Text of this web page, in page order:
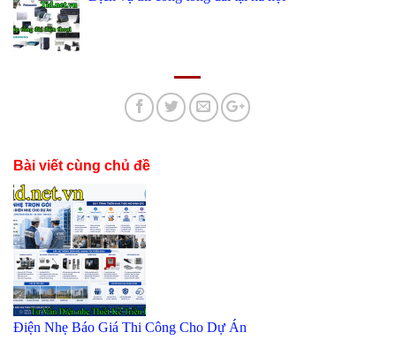
Bài viết cùng chủ đề
Điện Nhẹ Báo Giá Thi Công Cho Dự Án